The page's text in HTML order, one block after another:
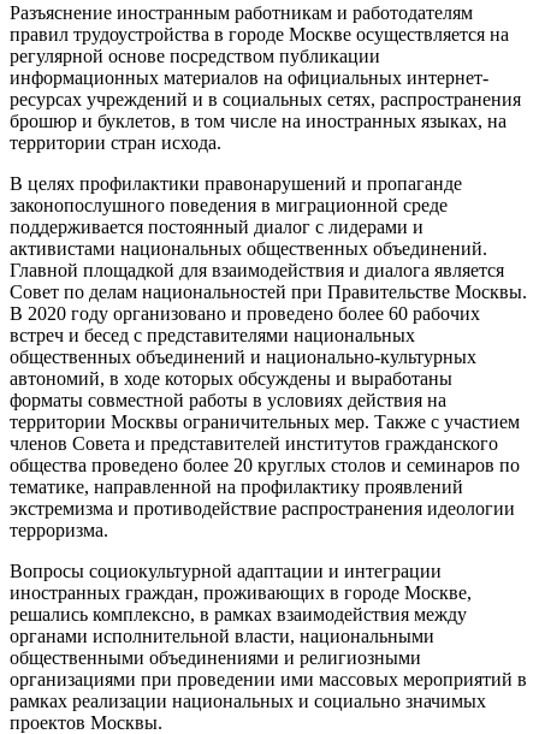
Разъяснение иностранным работникам и работодателям
правил трудоустройства в городе Москве осуществляется на
регулярной основе посредством публикации
информационных материалов на официальных интернет-
ресурсах учреждений и в социальных сетях, распространения
брошюр и буклетов, в том числе на иностранных языках, на
территории стран исхода.
В целях профилактики правонарушений и пропаганде
законопослушного поведения в миграционной среде
поддерживается постоянный диалог с лидерами и
активистами национальных общественных объединений.
Главной площадкой для взаимодействия и диалога является
Совет по делам национальностей при Правительстве Москвы.
В 2020 году организовано и проведено более 60 рабочих
встреч и бесед с представителями национальных
общественных объединений и национально-культурных
автономий, в ходе которых обсуждены и выработаны
форматы совместной работы в условиях действия на
территории Москвы ограничительных мер. Также с участием
членов Совета и представителей институтов гражданского
общества проведено более 20 круглых столов и семинаров по
тематике, направленной на профилактику проявлений
экстремизма и противодействие распространения идеологии
терроризма.
Вопросы социокультурной адаптации и интеграции
иностранных граждан, проживающих в городе Москве,
решались комплексно, в рамках взаимодействия между
органами исполнительной власти, национальными
общественными объединениями и религиозными
организациями при проведении ими массовых мероприятий в
рамках реализации национальных и социально значимых
проектов Москвы.